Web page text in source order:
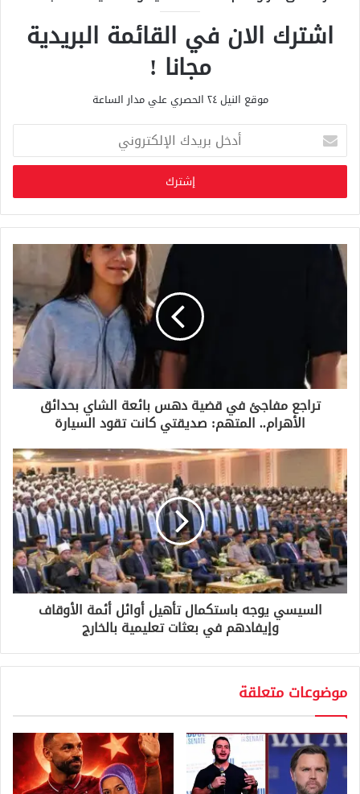
اشترك الان في القائمة البريدية
مجانا !
موقع النيل ٢٤ الحصري علي مدار الساعة
خ
ب
ر
ي
د
ك
ا
ك
ت
ر
تراجع مفاجئ في قضية دهس بائعة الشاي بحدائق
الأهرام.. المتهم: صديقتي كانت تقود السيارة
السيسي يوجه باستكمال تأهيل أوائل أئمة الأوقاف
وإيفادهم في بعثات تعليمية بالخارج
موضوعات متعلقة